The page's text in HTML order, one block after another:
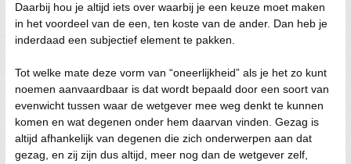
Daarbij hou je altijd iets over waarbij je een keuze moet maken
in het voordeel van de een, ten koste van de ander. Dan heb je
inderdaad een subjectief element te pakken.
Tot welke mate deze vorm van “oneerlijkheid” als je het zo kunt
noemen aanvaardbaar is dat wordt bepaald door een soort van
evenwicht tussen waar de wetgever mee weg denkt te kunnen
komen en wat degenen onder hem daarvan vinden. Gezag is
altijd afhankelijk van degenen die zich onderwerpen aan dat
gezag, en zij zijn dus altijd, meer nog dan de wetgever zelf,